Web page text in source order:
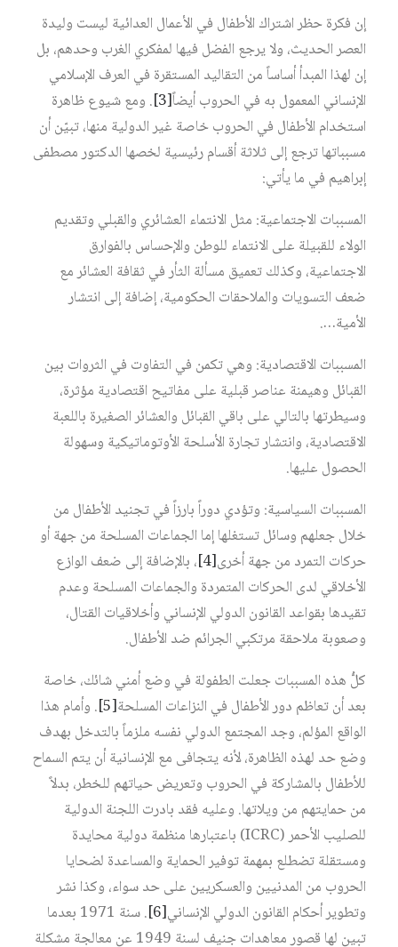
إن فكرة حظر اشتراك الأطفال في الأعمال العدائية ليست وليدة
العصر الحديث، ولا يرجع الفضل فيها لمفكري الغرب وحدهم، بل
إن لهذا المبدأ أساساً من التقاليد المستقرة في العرف الإسلامي
الإنساني المعمول به في الحروب أيضاً[3]
. ومع شيوع ظاهرة
استخدام الأطفال في الحروب خاصة غير الدولية منها، تبيّن أن
مسبباتها ترجع إلى ثلاثة أقسام رئيسية لخصها الدكتور مصطفى
إبراهيم في ما يأتي:
المسببات الاجتماعية: مثل الانتماء العشائري والقبلي وتقديم
الولاء للقبيلة على الانتماء للوطن والإحساس بالفوارق
الاجتماعية، وكذلك تعميق مسألة الثأر في ثقافة العشائر مع
ضعف التسويات والملاحقات الحكومية، إضافة إلى انتشار
الأمية….
المسببات الاقتصادية: وهي تكمن في التفاوت في الثروات بين
القبائل وهيمنة عناصر قبلية على مفاتيح اقتصادية مؤثرة،
وسيطرتها بالتالي على باقي القبائل والعشائر الصغيرة باللعبة
الاقتصادية، وانتشار تجارة الأسلحة الأوتوماتيكية وسهولة
الحصول عليها.
المسببات السياسية: وتؤدي دوراً بارزاً في تجنيد الأطفال من
خلال جعلهم وسائل تستغلها إما الجماعات المسلحة من جهة أو
حركات التمرد من جهة أخرى[4]
، بالإضافة إلى ضعف الوازع
الأخلاقي لدى الحركات المتمردة والجماعات المسلحة وعدم
تقيدها بقواعد القانون الدولي الإنساني وأخلاقيات القتال،
وصعوبة ملاحقة مرتكبي الجرائم ضد الأطفال.
كلُّ هذه المسببات جعلت الطفولة في وضع أمني شائك، خاصة
بعد أن تعاظم دور الأطفال في النزاعات المسلحة[5]
. وأمام هذا
الواقع المؤلم، وجد المجتمع الدولي نفسه ملزماً بالتدخل بهدف
وضع حد لهذه الظاهرة، لأنه يتجافى مع الإنسانية أن يتم السماح
للأطفال بالمشاركة في الحروب وتعريض حياتهم للخطر، بدلاً
من حمايتهم من ويلاتها. وعليه فقد بادرت اللجنة الدولية
للصليب الأحمر (ICRC) باعتبارها منظمة دولية محايدة
ومستقلة تضطلع بمهمة توفير الحماية والمساعدة لضحايا
الحروب من المدنيين والعسكريين على حد سواء، وكذا نشر
وتطوير أحكام القانون الدولي الإنساني[6]
. سنة 1971 بعدما
تبين لها قصور معاهدات جنيف لسنة 1949 عن معالجة مشكلة